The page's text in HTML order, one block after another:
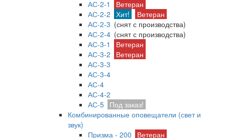
АС-2-1
Ветеран
АС-2-2 Хит!
Ветеран
АС-2-3 (снят с производства)
АС-2-4 (снят с производства)
АС-3-1
Ветеран
АС-3-2
Ветеран
АС-3-3
АС-3-4
АС-4
АС-4-2
АС-5 Под заказ!
Комбинированные оповещатели (свет и
звук)
Призма - 200
Ветеран